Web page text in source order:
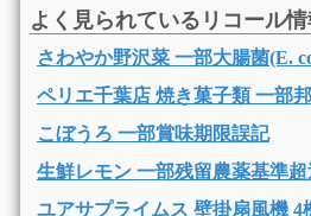
よく見られているリコール情
さわやか野沢菜 一部大腸菌(E.
ペリエ千葉店 焼き菓子類 一部
こぼうろ 一部賞味期限誤記
生鮮レモン 一部残留農薬基準
ユアサプライムス 壁掛扇風機 4